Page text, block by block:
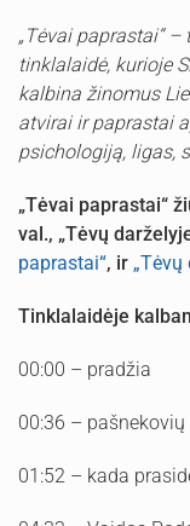
„Tėvai paprastai“ –
tinklalaidė, kurioje
kalbina žinomus
atvirai ir paprastai
psichologiją, ligas,
„Tėvai paprastai“
val., „Tėvų
paprastai“, ir „Tėvų
Tinklalaidėje
00:00 – pradžia
00:36 –
01:52 – kada